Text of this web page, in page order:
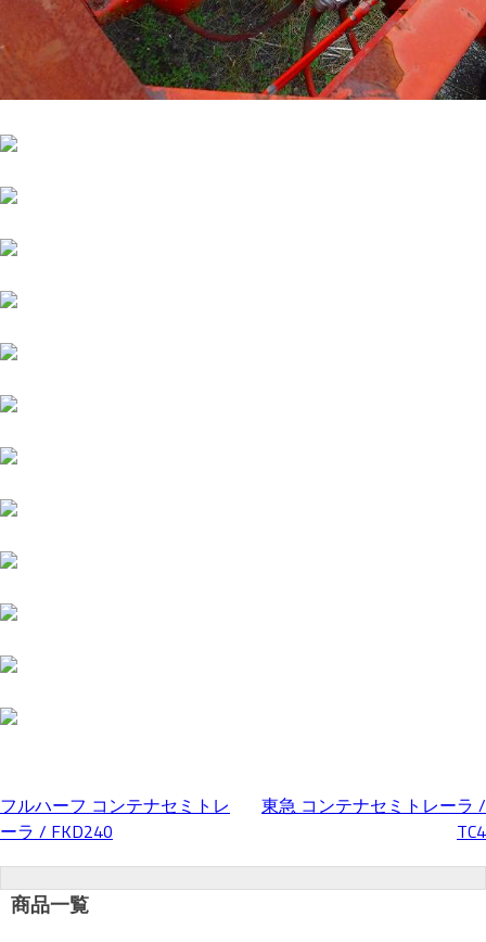
投
稿
フルハーフ コンテナセミトレ
ーラ / FKD240
東急 コンテナセミトレーラ /
TC4
商品一覧